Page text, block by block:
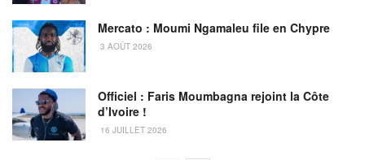
Mercato : Moumi Ngamaleu file en Chypre
3 AOÛT 2026
Officiel : Faris Moumbagna rejoint la Côte
d’Ivoire !
16 JUILLET 2026